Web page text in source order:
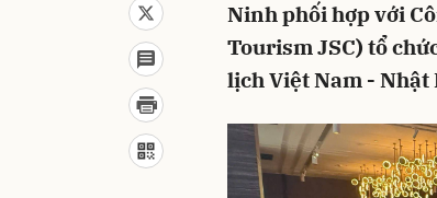
Ninh phối hợp với
Tourism JSC) tổ
lịch Việt Nam - Nhật